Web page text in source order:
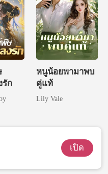
รัก
หนูน้อยพามาพบ
คู่แท้
Lily Vale
เปิด